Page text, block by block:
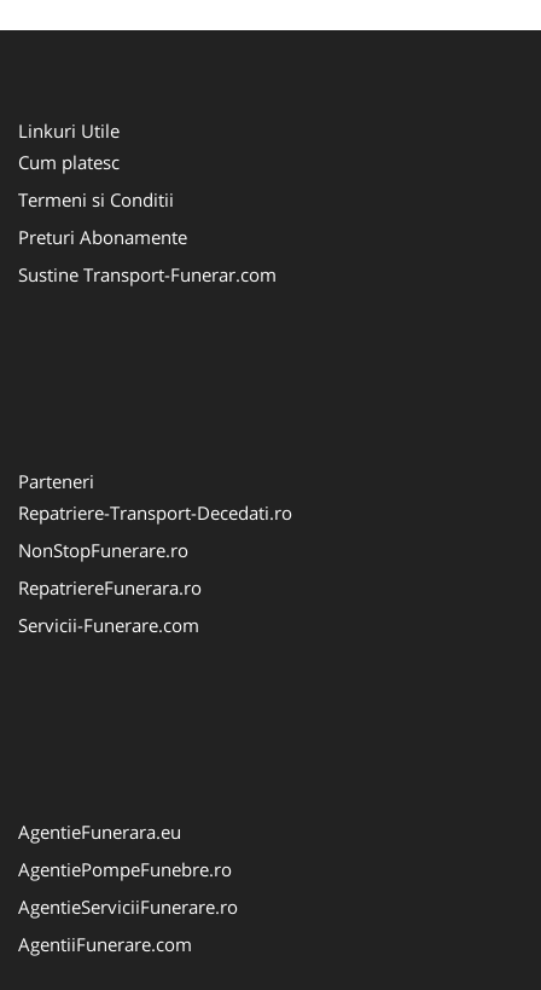
Linkuri Utile
Cum platesc
Termeni si Conditii
Preturi Abonamente
Sustine Transport-Funerar.com
Parteneri
Repatriere-Transport-Decedati.ro
NonStopFunerare.ro
RepatriereFunerara.ro
Servicii-Funerare.com
AgentieFunerara.eu
AgentiePompeFunebre.ro
AgentieServiciiFunerare.ro
AgentiiFunerare.com